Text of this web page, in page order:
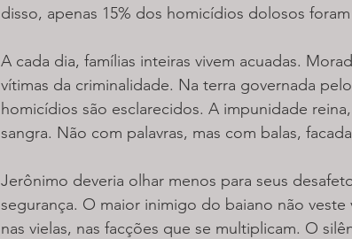
disso, apenas 15% dos homicídios dolosos
A cada dia, famílias inteiras vivem acuadas.
vítimas da criminalidade. Na terra governada
homicídios são esclarecidos. A impunidade
sangra. Não com palavras, mas com balas,
Jerônimo deveria olhar menos para seus
segurança. O maior inimigo do baiano não
nas vielas, nas facções que se multiplicam. O